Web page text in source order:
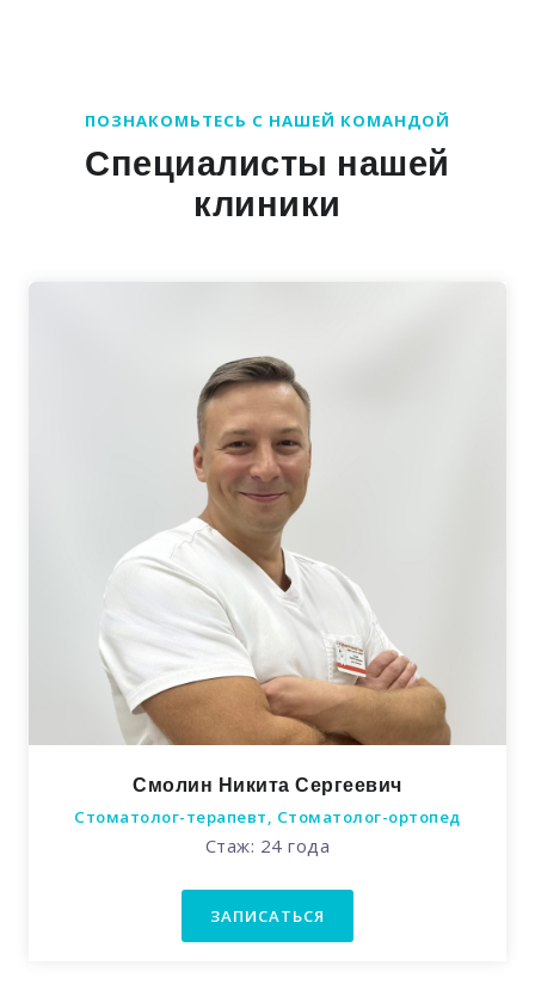
ПОЗНАКОМЬТЕСЬ С НАШЕЙ КОМАНДОЙ
Специалисты нашей
клиники
Смолин Никита Сергеевич
Стоматолог-терапевт, Стоматолог-ортопед
Стаж: 24 года
ЗАПИСАТЬСЯ